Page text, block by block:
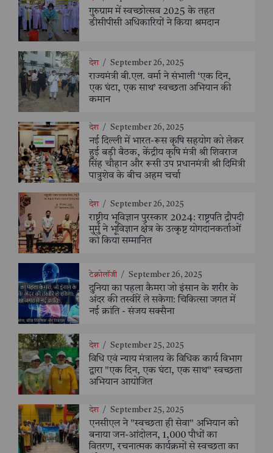
गुरुग्राम में स्वच्छोत्सव 2025 के तहत
डीसीपीसी अधिकारियों ने किया श्रमदान
देश / September 26, 2025
राज्यमंत्री बी.एल. वर्मा ने संभाली ‘एक दिन,
एक घंटा, एक साथ’ स्वच्छता अभियान की
कमान
देश / September 26, 2025
नई दिल्ली में भारत-रूस कृषि सहयोग को लेकर
हुई बड़ी बैठक, केंद्रीय कृषि मंत्री श्री शिवराज
सिंह चौहान और रूसी उप प्रधानमंत्री श्री दिमित्री
पात्रुशेव के बीच अहम चर्चा
देश / September 26, 2025
राष्ट्रीय भूविज्ञान पुरस्कार 2024: राष्ट्रपति द्रौपदी
मुर्मु ने भूविज्ञान क्षेत्र के उत्कृष्ट योगदानकर्ताओं
को किया सम्मानित
टेक्नोलॉजी / September 26, 2025
दुनिया का पहला कैमरा जो इंसान के शरीर के
अंदर की तस्वीरें ले सकेगा: चिकित्सा जगत में
नई क्रांति - संजय सक्सैना
देश / September 25, 2025
विधि एवं न्याय मंत्रालय के विधिक कार्य विभाग
द्वारा "एक दिन, एक घंटा, एक साथ" स्वच्छता
अभियान आयोजित
देश / September 25, 2025
एनसीएल ने "स्वच्छता ही सेवा" अभियान को
बनाया जन-आंदोलन, 1,000 पौधों का
वितरण, रचनात्मक कार्यक्रमों से स्वच्छता का